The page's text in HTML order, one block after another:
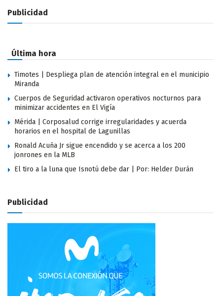
Publicidad
Última hora
Timotes | Despliega plan de atención integral en el municipio
Miranda
Cuerpos de Seguridad activaron operativos nocturnos para
minimizar accidentes en El Vigía
Mérida | Corposalud corrige irregularidades y acuerda
horarios en el hospital de Lagunillas
Ronald Acuña Jr sigue encendido y se acerca a los 200
jonrones en la MLB
El tiro a la luna que Isnotú debe dar | Por: Helder Durán
Publicidad